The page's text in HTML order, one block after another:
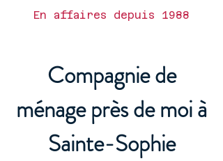
En affaires depuis 1988
Compagnie de
ménage près de moi à
Sainte-Sophie